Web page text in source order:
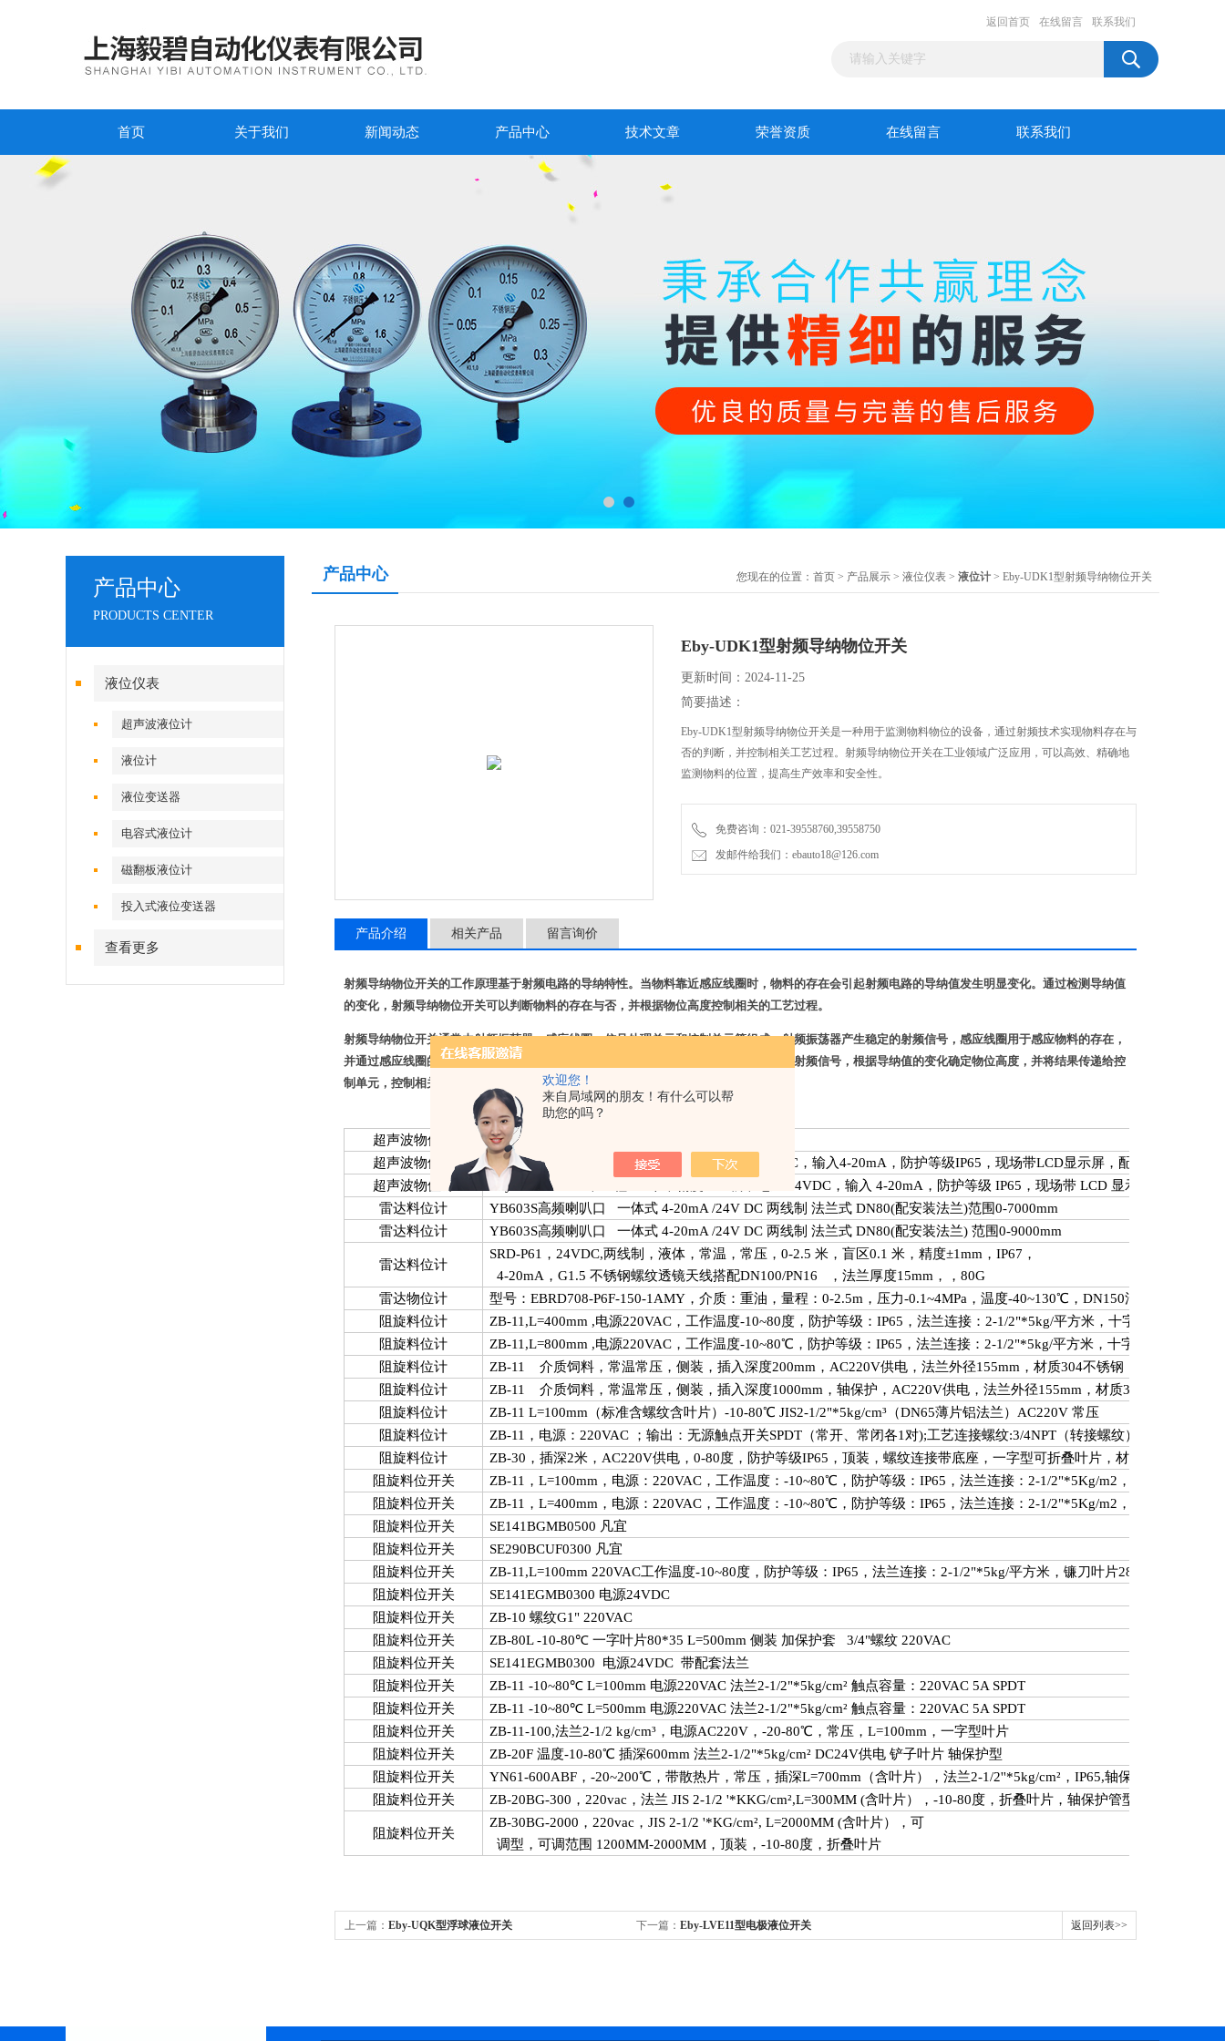
欢迎您！
来自局域网的朋友！有什么可以帮
助您的吗？
返回首页 在线留言 联系我们
首页 关于我们 新闻动态 产品中心 技术文章 荣誉资质 在线留言 联系我们
产品中心
PRODUCTS CENTER
液位仪表
超声波液位计
液位计
液位变送器
电容式液位计
磁翻板液位计
投入式液位变送器
查看更多
产品中心 您现在的位置： 首页 > 产品展示 > 液位仪表 > 液位计 > Eby-UDK1型射频导纳物位开关
Eby-UDK1型射频导纳物位开关
更新时间：2024-11-25
简要描述：
Eby-UDK1型射频导纳物位开关是一种用于监测物料物位的设备，通过射频技术实现物料存在与
否的判断，并控制相关工艺过程。射频导纳物位开关在工业领域广泛应用，可以高效、精确地
监测物料的位置，提高生产效率和安全性。
免费咨询：021-39558760,39558750
发邮件给我们：ebauto18@126.com
产品介绍 相关产品 留言询价
射频导纳物位开关的工作原理基于射频电路的导纳特性。当物料靠近感应线圈时，物料的存在会引起射频电路的导纳值发生明显变化。通过检测导纳值
的变化，射频导纳物位开关可以判断物料的存在与否，并根据物位高度控制相关的工艺过程。
射频导纳物位开关通常由射频振荡器、感应线圈、信号处理单元和控制单元等组成。射频振荡器产生稳定的射频信号，感应线圈用于感应物料的存在，
并通过感应线圈的电感变化来检测导纳变化。信号处理单元接收和处理感应线圈传输的射频信号，根据导纳值的变化确定物位高度，并将结果传递给控
制单元，控制相关的工艺过程。
超声波物位计 量程0-10
超声波物位计
Eby-KJ2X5000 米，精度 级，电压 24VDC ，输入4-20mA ，防护等级IP65 ，现场带LCD显示屏，配
超声波物位计
Eby-KJ2X10000 24VDC ，输入 4-20mA ，防护等级 IP65 ，现场带 LCD 显示屏，
雷达料位计
YB603S高频喇叭口 一体式 4-20mA /24V DC 两线制 法兰式 DN80(配安装法兰)范围0-7000mm
雷达料位计
YB603S高频喇叭口 一体式 4-20mA /24V DC 两线制 法兰式 DN80(配安装法兰) 范围0-9000mm
雷达料位计
SRD-P61 ， 24VDC,两线制，液体，常温，常压， 0-2.5 米，盲区0.1 米，精度±1mm ， IP67 ，
4-20mA ， G1.5 不锈钢螺纹透镜天线搭配DN100/PN16 ，法兰厚度15mm ，， 80G
雷达物位计
型号： EBRD708-P6F-150-1AMY ，介质：重油，量程： 0-2.5m ，压力-0.1~4MPa ，温度-40~130℃， DN150法兰连接，
阻旋料位计
ZB-11,L=400mm ,电源220VAC ，工作温度-10~80度，防护等级： IP65 ，法兰连接： 2-1/2"*5kg/平方米，十字叶片
阻旋料位计
ZB-11,L=800mm ,电源220VAC ，工作温度-10~80℃，防护等级： IP65 ，法兰连接： 2-1/2"*5kg/平方米，十字叶片
阻旋料位计
ZB-11 介质饲料，常温常压，侧装，插入深度200mm ， AC220V供电，法兰外径155mm ，材质304不锈钢，铲子叶片
阻旋料位计
ZB-11 介质饲料，常温常压，侧装，插入深度1000mm ，轴保护， AC220V供电，法兰外径155mm ，材质304
阻旋料位计
ZB-11 L=100mm （标准含螺纹含叶片） -10-80℃ JIS2-1/2"*5kg/cm³（DN65薄片铝法兰） AC220V 常压
阻旋料位计
ZB-11 ，电源： 220VAC ；输出：无源触点开关SPDT （常开、常闭各1 对);工艺连接螺纹:3/4NPT （转接螺纹）
阻旋料位计
ZB-30 ，插深2米， AC220V供电， 0-80度，防护等级IP65 ，顶装，螺纹连接带底座，一字型可折叠叶片，材质
阻旋料位开关
ZB-11 ， L=100mm ，电源： 220VAC ，工作温度： -10~80℃，防护等级： IP65 ，法兰连接： 2-1/2"*5Kg/m2 ，镰刀叶片
阻旋料位开关
ZB-11 ， L=400mm ，电源： 220VAC ，工作温度： -10~80℃，防护等级： IP65 ，法兰连接： 2-1/2"*5Kg/m2 ，十字叶片
阻旋料位开关
SE141BGMB0500 凡宜
阻旋料位开关
SE290BCUF0300 凡宜
阻旋料位开关
ZB-11,L=100mm 220VAC工作温度-10~80度，防护等级： IP65 ，法兰连接： 2-1/2"*5kg/平方米，镰刀叶片28*130mm
阻旋料位开关
SE141EGMB0300 电源24VDC
阻旋料位开关
ZB-10 螺纹G1" 220VAC
阻旋料位开关
ZB-80L -10-80℃ 一字叶片80*35 L=500mm 侧装 加保护套 3/4"螺纹 220VAC
阻旋料位开关
SE141EGMB0300 电源24VDC 带配套法兰
阻旋料位开关
ZB-11 -10~80℃ L=100mm 电源220VAC 法兰2-1/2"*5kg/cm² 触点容量： 220VAC 5A SPDT
阻旋料位开关
ZB-11 -10~80℃ L=500mm 电源220VAC 法兰2-1/2"*5kg/cm² 触点容量： 220VAC 5A SPDT
阻旋料位开关
ZB-11-100,法兰2-1/2 kg/cm³，电源AC220V ， -20-80℃，常压， L=100mm ，一字型叶片
阻旋料位开关
ZB-20F 温度-10-80℃ 插深600mm 法兰2-1/2"*5kg/cm² DC24V供电 铲子叶片 轴保护型
阻旋料位开关
YN61-600ABF ， -20~200℃，带散热片，常压，插深L=700mm （含叶片），法兰2-1/2''*5kg/cm²， IP65,轴保护型，铲子叶
阻旋料位开关
ZB-20BG-300 ， 220vac ，法兰 JIS 2-1/2 '*KKG/cm²,L=300MM (含叶片）， -10-80度，折叠叶片，轴保护管型，带橡胶垫片
阻旋料位开关
ZB-30BG-2000 ， 220vac ， JIS 2-1/2 '*KG/cm², L=2000MM (含叶片），可
调型，可调范围 1200MM-2000MM ，顶装， -10-80度，折叠叶片
上一篇： Eby-UQK型浮球液位开关 下一篇： Eby-LVE11型电极液位开关 返回列表>>